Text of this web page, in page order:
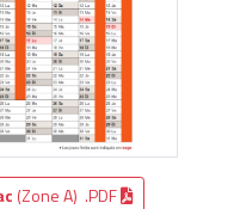
(Zone A) .PDF